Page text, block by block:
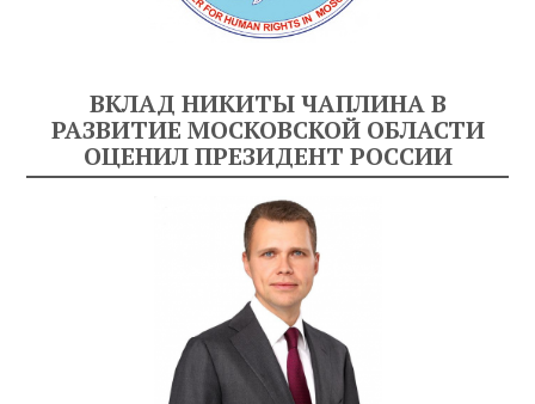
ВКЛАД НИКИТЫ ЧАПЛИНА В
РАЗВИТИЕ МОСКОВСКОЙ ОБЛАСТИ
ОЦЕНИЛ ПРЕЗИДЕНТ РОССИИ